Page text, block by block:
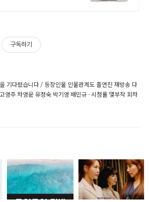
구독하기
기다렸습니다 / 등장인물 인물관계도 출연진 재방송 다
영주 차영운 유정숙 박기영 배민규 · 시청률 몇부작 회차